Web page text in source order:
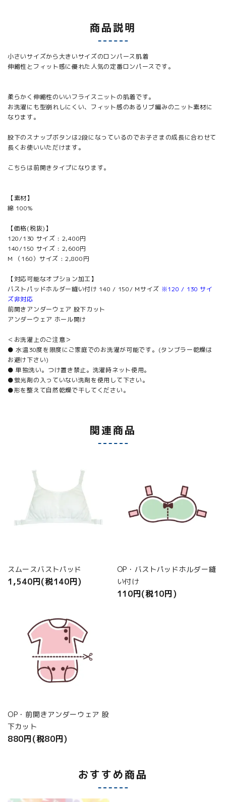
商品説明
小さいサイズから大きいサイズのロンパース肌着
伸縮性とフィット感に優れた人気の定番ロンパースです。
柔らかく伸縮性のいいフライスニットの肌着です。
お洗濯にも型崩れしにくい、フィット感のあるリブ編みのニット素材に
なります。
股下のスナップボタンは2段になっているのでお子さまの成長に合わせて
長くお使いいただけます。
こちらは前開きタイプになります。
【素材】
綿 100%
【価格(税抜)】
120/130 サイズ : 2,400円
140/150 サイズ : 2,600円
M （160）サイズ : 2,800円
【対応可能なオプション加工】
バストパッドホルダー縫い付け 140 / 150/ Mサイズ ※120 / 130 サイ
ズ非対応
前開きアンダーウェア 股下カット
アンダーウェア ホール開け
＜お洗濯上のご注意＞
● 水温30度を限度にご家庭でのお洗濯が可能です。(タンブラー乾燥は
お避け下さい)
● 単独洗い。つけ置き禁止。洗濯時ネット使用。
●蛍光剤の入っていない洗剤を使用して下さい。
●形を整えて自然乾燥で干してください。
関連商品
スムースバストパッド
1,540円(税140円)
OP・バストパッドホルダー縫
い付け
110円(税10円)
OP・前開きアンダーウェア 股
下カット
880円(税80円)
おすすめ商品